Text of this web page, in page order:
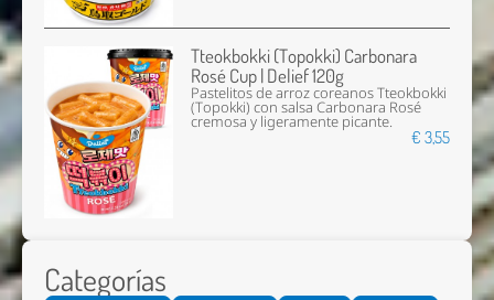
Tteokbokki (Topokki) Carbonara
Rosé Cup | Delief 120g
Pastelitos de arroz coreanos Tteokbokki
(Topokki) con salsa Carbonara Rosé
cremosa y ligeramente picante.
€ 3,55
Categorías